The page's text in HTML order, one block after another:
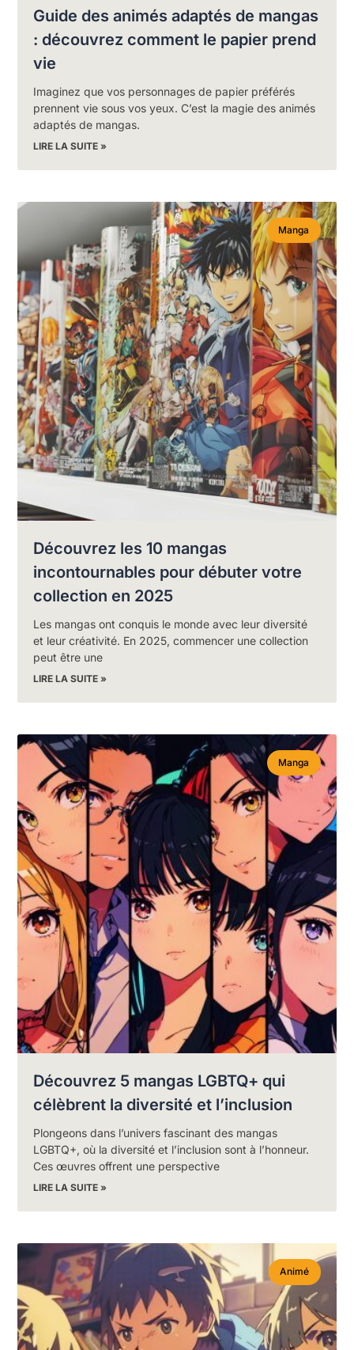
Guide des animés adaptés de mangas
: découvrez comment le papier prend
vie
Imaginez que vos personnages de papier préférés
prennent vie sous vos yeux. C’est la magie des animés
adaptés de mangas.
LIRE LA SUITE »
Manga
Découvrez les 10 mangas
incontournables pour débuter votre
collection en 2025
Les mangas ont conquis le monde avec leur diversité
et leur créativité. En 2025, commencer une collection
peut être une
LIRE LA SUITE »
Manga
Découvrez 5 mangas LGBTQ+ qui
célèbrent la diversité et l’inclusion
Plongeons dans l’univers fascinant des mangas
LGBTQ+, où la diversité et l’inclusion sont à l’honneur.
Ces œuvres offrent une perspective
LIRE LA SUITE »
Animé